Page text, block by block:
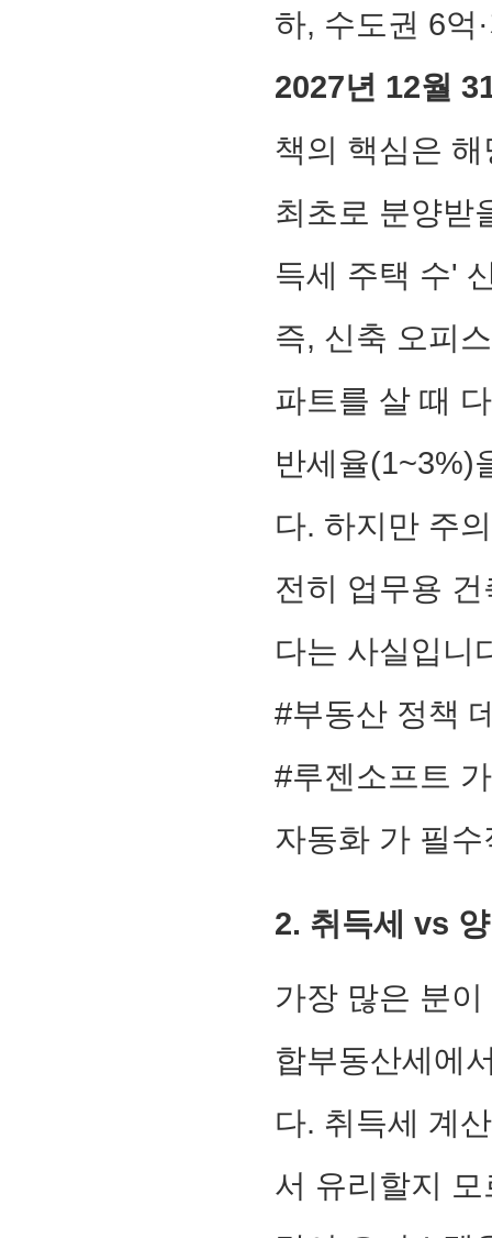
하, 수도권 6억
2027년 12월
책의 핵심은
최초로 분양받
득세 주택 수'
즉, 신축 오피
파트를 살 때
반세율(1~3%)
다. 하지만 주
전히 업무용
다는 사실입니
#부동산 정책
#루젠소프트
자동화 가 필
2. 취득세 vs
가장 많은 분
합부동산세에
다. 취득세 계
서 유리할지